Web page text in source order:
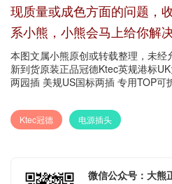
现质量或成色方面的问题，
系小熊，小熊会马上给你解决
本图文属小熊原创或转载整理，未经
新到货原装正品冠德Ktec英规港标
两园插 美规US国标两插 专用TOP可
Ktec冠德 电源插头
微信公众号：大熊